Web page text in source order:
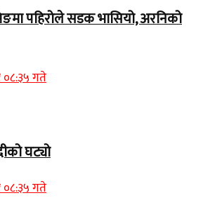
पहिरोले सडक भासियो, अरनिको
०८:३५ गते
घट्यो
०८:३५ गते